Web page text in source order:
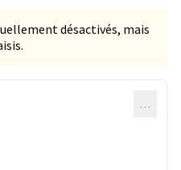
désactivés, mais
…